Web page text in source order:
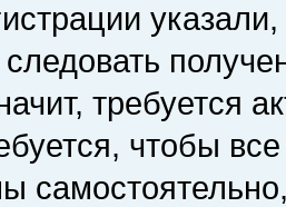
требуется
чтобы